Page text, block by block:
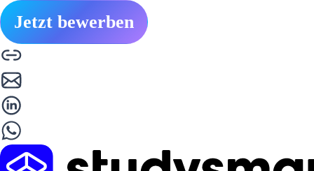
Jetzt bewerben